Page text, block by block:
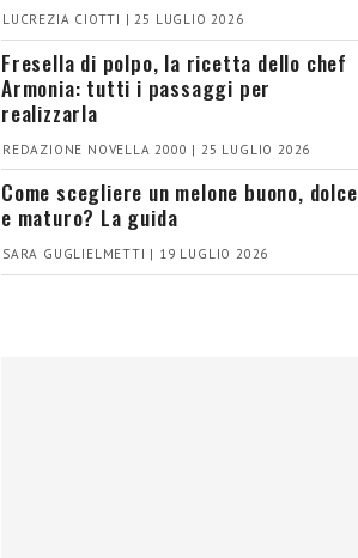
LUCREZIA CIOTTI | 25 LUGLIO 2026
Fresella di polpo, la ricetta dello chef
Armonia: tutti i passaggi per
realizzarla
REDAZIONE NOVELLA 2000 | 25 LUGLIO 2026
Come scegliere un melone buono, dolce
e maturo? La guida
SARA GUGLIELMETTI | 19 LUGLIO 2026